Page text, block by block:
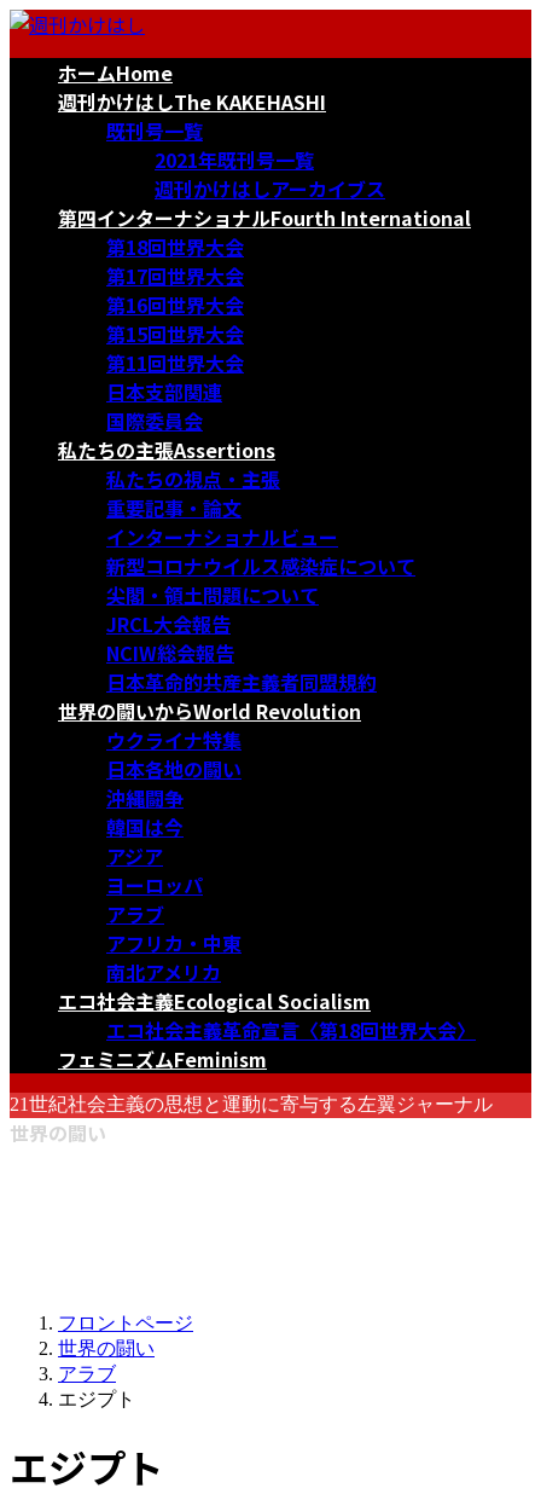
コ
ナ
ホームHome
週刊かけはしThe KAKEHASHI
既刊号一覧
2021年既刊号一覧
週刊かけはしアーカイブス
第四インターナショナルFourth International
第18回世界大会
第17回世界大会
第16回世界大会
第15回世界大会
第11回世界大会
日本支部関連
国際委員会
私たちの主張Assertions
私たちの視点・主張
重要記事・論文
インターナショナルビュー
新型コロナウイルス感染症について
尖閣・領土問題について
JRCL大会報告
NCIW総会報告
日本革命的共産主義者同盟規約
世界の闘いからWorld Revolution
ウクライナ特集
日本各地の闘い
沖縄闘争
韓国は今
アジア
ヨーロッパ
アラブ
アフリカ・中東
南北アメリカ
エコ社会主義Ecological Socialism
エコ社会主義革命宣言〈第18回世界大会〉
フェミニズムFeminism
21世紀社会主義の思想と運動に寄与する左翼ジャーナル
世界の闘い
フロントページ
世界の闘い
アラブ
エジプト
エジプト